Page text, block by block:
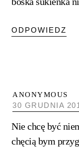
ODPOWIEDZ
ANONYMOUS
30 GRUDNIA
Nie chcę być
chęcią bym